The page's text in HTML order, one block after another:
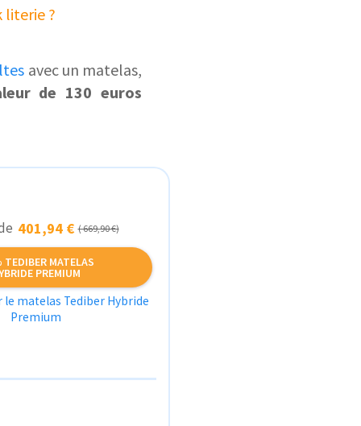
literie ?
avec un matelas,
de 130 euros
401,94 € ( 669,90 €)
MATELAS
PREMIUM
le matelas Tediber Hybride
Premium